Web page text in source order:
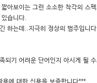
아보이는 그런 소소한 착각의 스
습니다.
하는데..지극히 정상의 범주입니
되기 어려운 단어인지 아시게 될
에 대한 신용을 보증합니다***